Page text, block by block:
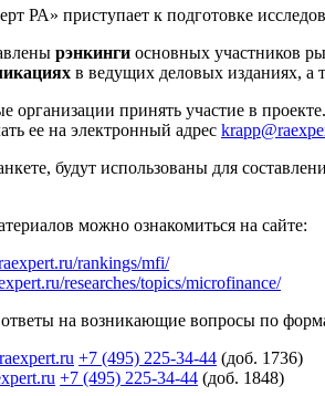
РА» приступает к подготовке
рэнкинги основных участников
в ведущих деловых изданиях, а
принять участие в
ее на электронный адрес
будут использованы для
можно ознакомиться на сайте:
rankings/mfi/
researches/topics/microfinance/
на возникающие вопросы по
+7 (495) 225-34-44 (доб. 1736)
+7 (495) 225-34-44 (доб. 1848)